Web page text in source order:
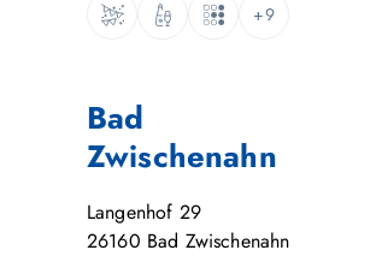
+9
Bad
Zwischenahn
Langenhof 29
26160 Bad Zwischenahn